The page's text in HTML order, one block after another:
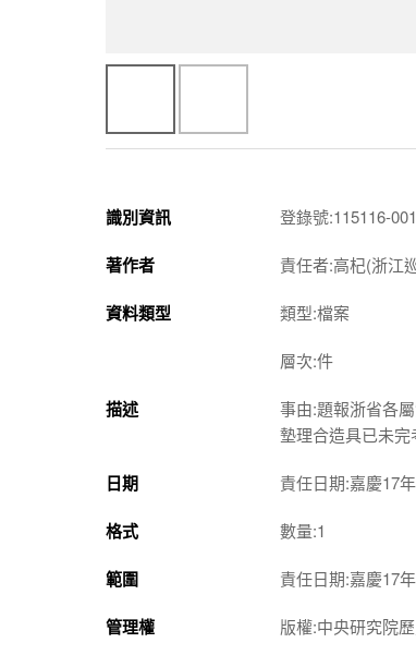
識別資訊 登錄號:115116-001
著作者 責任者:高杞(浙江
資料類型 類型:檔案
層次:件
描述
事由:題報浙省各
墊理合造具已未
日期 責任日期:嘉慶17
格式 數量:1
範圍 責任日期:嘉慶17
管理權 版權:中央研究院